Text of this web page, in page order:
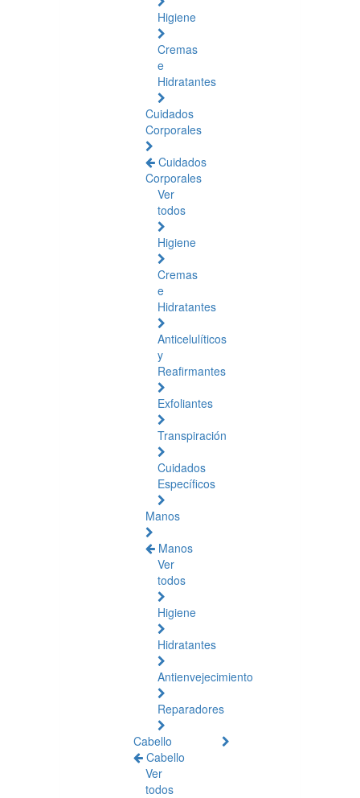
Higiene
Cremas
e
Hidratantes
Cuidados
Corporales
Cuidados
Corporales
Ver
todos
Higiene
Cremas
e
Hidratantes
Anticelulíticos
y
Reafirmantes
Exfoliantes
Transpiración
Cuidados
Específicos
Manos
Manos
Ver
todos
Higiene
Hidratantes
Antienvejecimiento
Reparadores
Cabello
Cabello
Ver
todos